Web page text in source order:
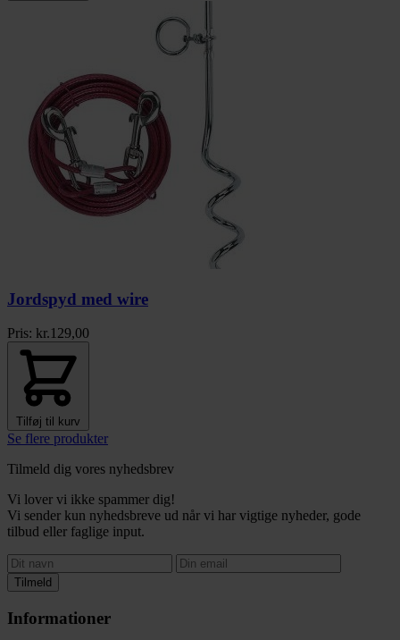
Jordspyd med wire
Pris: kr.129,00
Tilføj til kurv
Se flere produkter
Tilmeld dig vores nyhedsbrev
Vi lover vi ikke spammer dig!
Vi sender kun nyhedsbreve ud når vi har vigtige nyheder, gode
tilbud eller faglige input.
Tilmeld
Informationer